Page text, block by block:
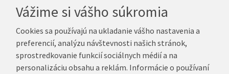
Telefón:+421 222 205 863
E-mail:info@k-sosovky.sk
Reklamačná adresa
Vážime si vášho súkromia
Cookies sa používajú na ukladanie vášho nastavenia a
preferencií, analýzu návštevnosti našich stránok,
sprostredkovanie funkcií sociálnych médií a na
personalizáciu obsahu a reklám. Informácie o používaní